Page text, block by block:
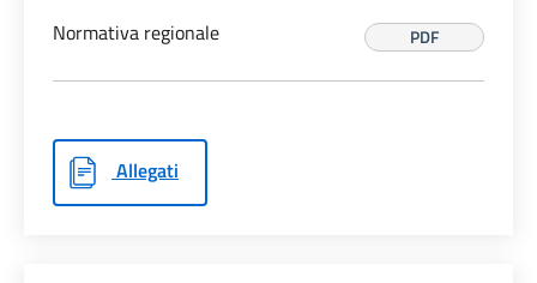
Normativa regionale
PDF
Allegati